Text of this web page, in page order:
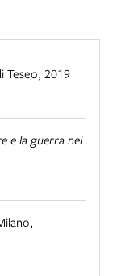
Teseo, 2019
e la guerra nel
,